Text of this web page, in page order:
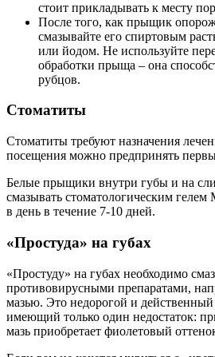
стоит прикладывать к месту
После того, как прыщик
смазывайте его спиртовым
или йодом. Не используйте
обработки прыща – она
рубцов.
Стоматиты
Стоматиты требуют назначения
посещения можно предпринять
Белые прыщики внутри губы и на
смазывать стоматологическим гелем
в день в течение 7-10 дней.
«Простуда» на губах
«Простуду» на губах необходимо
противовирусными препаратами,
мазью. Это недорогой и действенный
имеющий только один недостаток:
мазь приобретает фиолетовый